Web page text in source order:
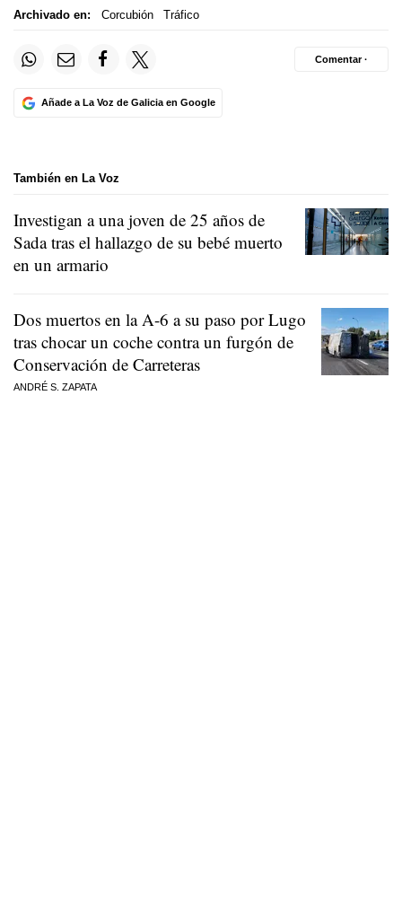
Archivado en: Corcubión Tráfico
Añade a La Voz de Galicia en Google
Comentar ·
También en La Voz
Investigan a una joven de 25 años de
Sada tras el hallazgo de su bebé muerto
en un armario
Dos muertos en la A-6 a su paso por Lugo
tras chocar un coche contra un furgón de
Conservación de Carreteras
ANDRÉ S. ZAPATA